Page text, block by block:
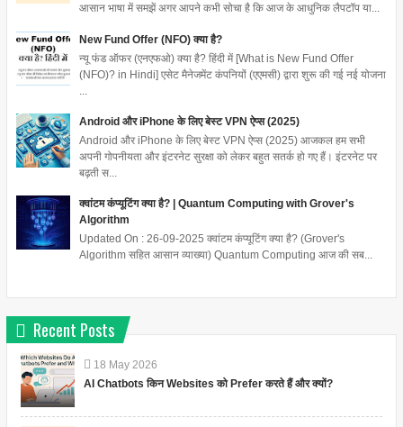
आसान भाषा में समझें अगर आपने कभी सोचा है कि आज के आधुनिक लैपटॉप या...
New Fund Offer (NFO) क्या है?
न्यू फंड ऑफर (एनएफओ) क्या है? हिंदी में [What is New Fund Offer
(NFO)? in Hindi] एसेट मैनेजमेंट कंपनियों (एएमसी) द्वारा शुरू की गई नई योजना
Android और iPhone के लिए बेस्ट VPN ऐप्स (2025)
Android और iPhone के लिए बेस्ट VPN ऐप्स (2025) आजकल हम सभी
अपनी गोपनीयता और इंटरनेट सुरक्षा को लेकर बहुत सतर्क हो गए हैं। इंटरनेट पर
बढ़ती स...
क्वांटम कंप्यूटिंग क्या है? | Quantum Computing with Grover's
Algorithm
Updated On : 26-09-2025 क्वांटम कंप्यूटिंग क्या है? (Grover's
Algorithm सहित आसान व्याख्या) Quantum Computing आज की सब...
Recent Posts
18 May 2026
AI Chatbots किन Websites को Prefer करते हैं और क्यों?